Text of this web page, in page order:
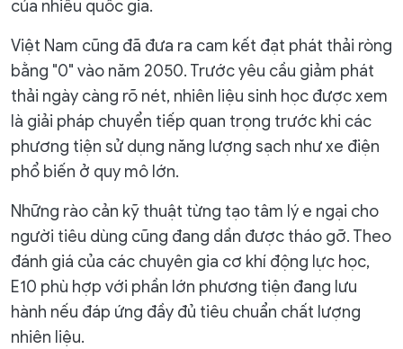
của nhiều quốc gia.
Việt Nam cũng đã đưa ra cam kết đạt phát thải ròng
bằng "0" vào năm 2050. Trước yêu cầu giảm phát
thải ngày càng rõ nét, nhiên liệu sinh học được xem
là giải pháp chuyển tiếp quan trọng trước khi các
phương tiện sử dụng năng lượng sạch như xe điện
phổ biến ở quy mô lớn.
Những rào cản kỹ thuật từng tạo tâm lý e ngại cho
người tiêu dùng cũng đang dần được tháo gỡ. Theo
đánh giá của các chuyên gia cơ khí động lực học,
E10 phù hợp với phần lớn phương tiện đang lưu
hành nếu đáp ứng đầy đủ tiêu chuẩn chất lượng
nhiên liệu.